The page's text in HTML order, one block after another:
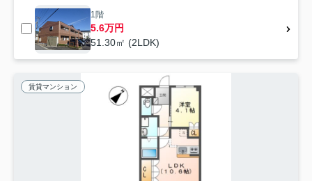
1階
5.6万円
51.30㎡ (2LDK)
賃貸マンション